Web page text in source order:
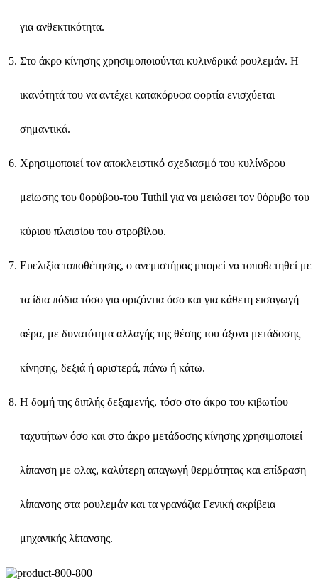
για ανθεκτικότητα.
Στο άκρο κίνησης χρησιμοποιούνται κυλινδρικά ρουλεμάν. Η
ικανότητά του να αντέχει κατακόρυφα φορτία ενισχύεται
σημαντικά.
Χρησιμοποιεί τον αποκλειστικό σχεδιασμό του κυλίνδρου
μείωσης του θορύβου-του Tuthil για να μειώσει τον θόρυβο του
κύριου πλαισίου του στροβίλου.
Ευελιξία τοποθέτησης, ο ανεμιστήρας μπορεί να τοποθετηθεί με
τα ίδια πόδια τόσο για οριζόντια όσο και για κάθετη εισαγωγή
αέρα, με δυνατότητα αλλαγής της θέσης του άξονα μετάδοσης
κίνησης, δεξιά ή αριστερά, πάνω ή κάτω.
Η δομή της διπλής δεξαμενής, τόσο στο άκρο του κιβωτίου
ταχυτήτων όσο και στο άκρο μετάδοσης κίνησης χρησιμοποιεί
λίπανση με φλας, καλύτερη απαγωγή θερμότητας και επίδραση
λίπανσης στα ρουλεμάν και τα γρανάζια Γενική ακρίβεια
μηχανικής λίπανσης.